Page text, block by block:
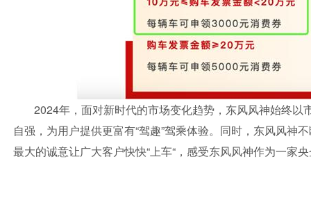
2024年，面对新时代的市场变化趋势，东风风神始终
自强，为用户提供更富有“驾趣”驾乘体验。同时，东风风神
最大的诚意让广大客户快快“上车“，感受东风风神作为一家